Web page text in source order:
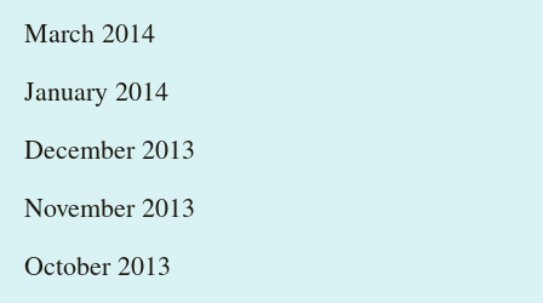
March 2014
January 2014
December 2013
November 2013
October 2013